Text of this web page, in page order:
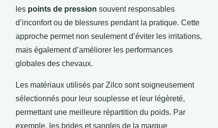
les points de pression souvent responsables
d’inconfort ou de blessures pendant la pratique. Cette
approche permet non seulement d’éviter les irritations,
mais également d’améliorer les performances
globales des chevaux.
Les matériaux utilisés par Zilco sont soigneusement
sélectionnés pour leur souplesse et leur légèreté,
permettant une meilleure répartition du poids. Par
exemple, les brides et sangles de la marque